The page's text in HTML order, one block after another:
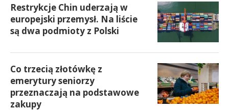
Restrykcje Chin uderzają w
europejski przemysł. Na liście
są dwa podmioty z Polski
Co trzecią złotówkę z
emerytury seniorzy
przeznaczają na podstawowe
zakupy